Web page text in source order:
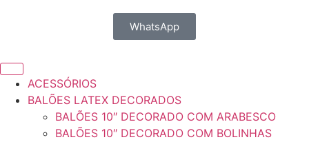
WhatsApp
ACESSÓRIOS
BALÕES LATEX DECORADOS
BALÕES 10″ DECORADO COM ARABESCO
BALÕES 10″ DECORADO COM BOLINHAS